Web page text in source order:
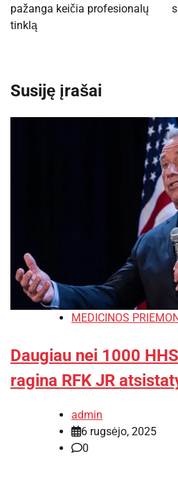
įrašų
pažanga keičia profesionalų
tinklą
Susiję įrašai
MEDICINOS
Daugiau nei 1000
ragina RFK JR
admin
6 rugsėjo, 2025
0